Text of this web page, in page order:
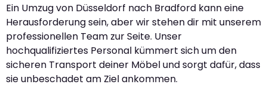
Ein Umzug von Düsseldorf nach Bradford kann eine
Herausforderung sein, aber wir stehen dir mit unserem
professionellen Team zur Seite. Unser
hochqualifiziertes Personal kümmert sich um den
sicheren Transport deiner Möbel und sorgt dafür, dass
sie unbeschadet am Ziel ankommen.